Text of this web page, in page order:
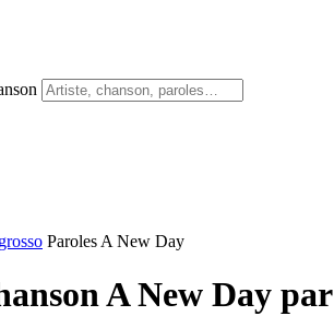
Paroles A New Day
A New Day par